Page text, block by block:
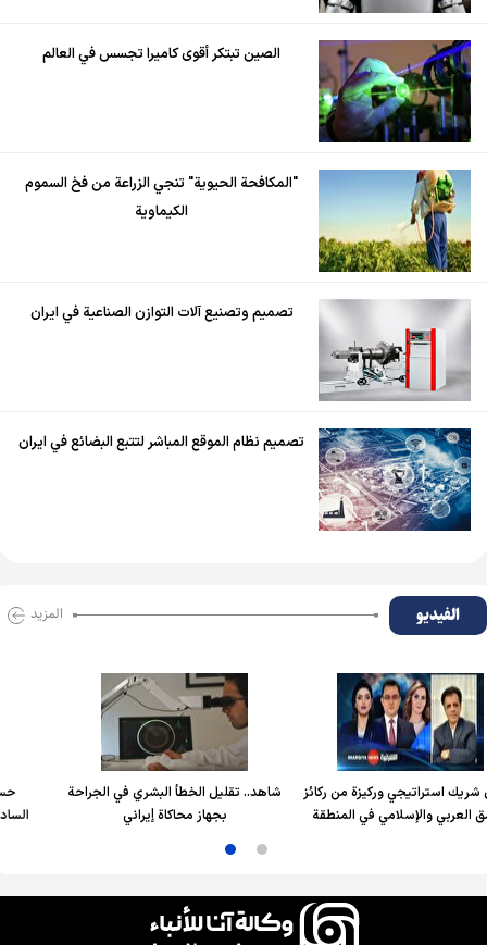
الصين تبتكر أقوى كاميرا تجسس في العالم
"المكافحة الحيوية" تنجي الزراعة من فخ السموم
الكيماوية
تصميم وتصنيع آلات التوازن الصناعية في ايران
تصميم نظام الموقع المباشر لتتبع البضائع في ايران
الفیدیو المزید
وركيزة من ركائز
في المنطقة
شاهد.. تقليل الخطأ البشري في الجراحة
بجهاز محاكاة إيراني
حسام الربیعي:
السادسة جرت